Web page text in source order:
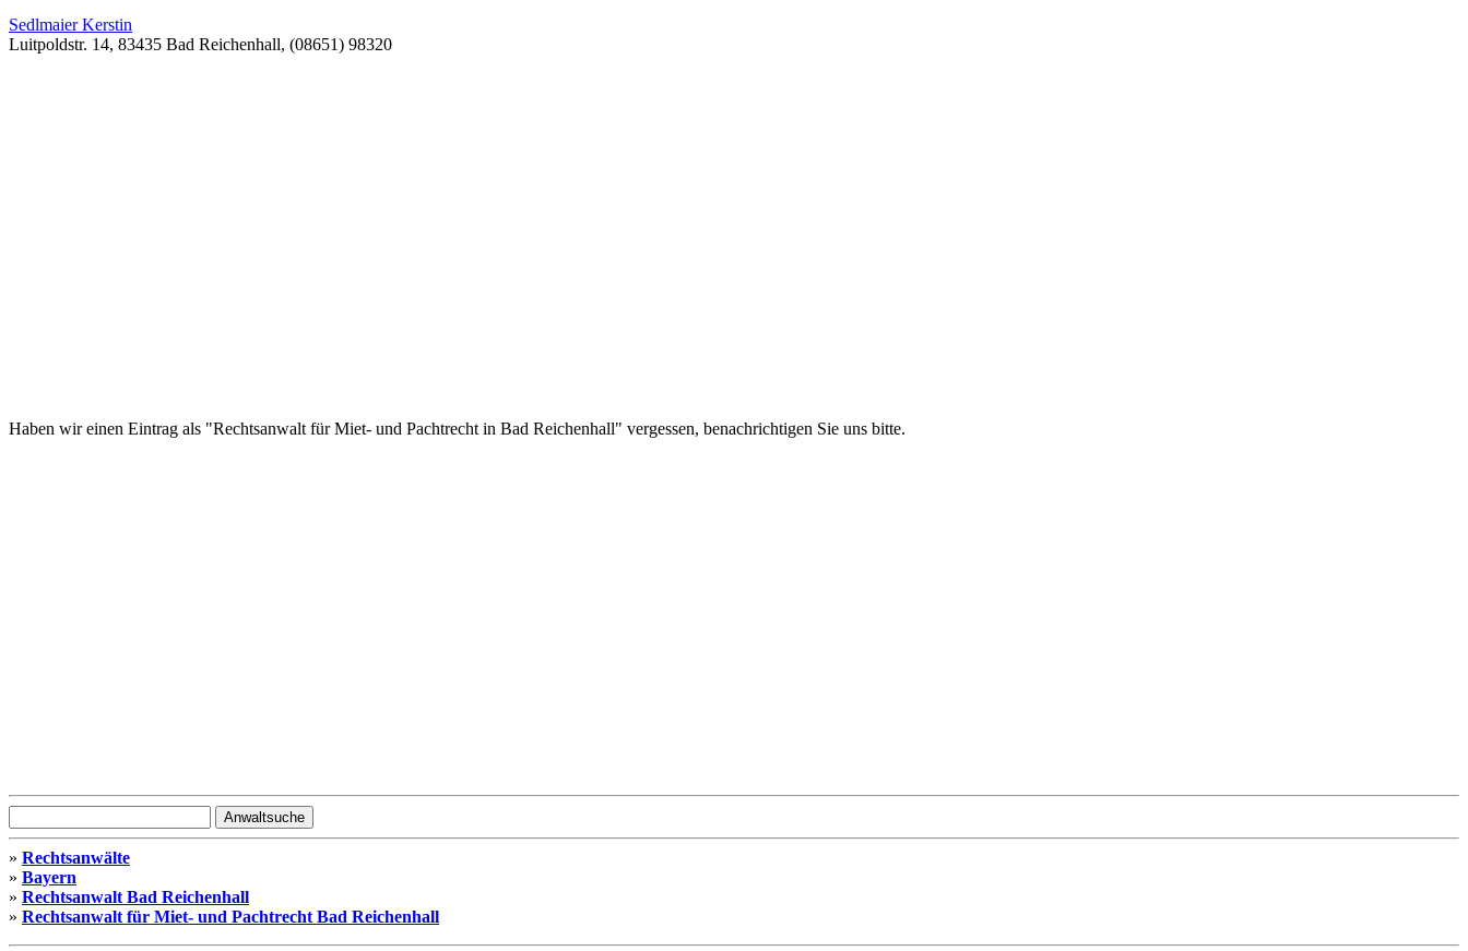
Sedlmaier Kerstin
Luitpoldstr. 14, 83435 Bad Reichenhall, (08651) 98320
Haben wir einen Eintrag als "Rechtsanwalt für Miet- und Pachtrecht in Bad Reichenhall" vergessen, benachrichtigen Sie uns bitte.
» Rechtsanwälte
» Bayern
» Rechtsanwalt Bad Reichenhall
» Rechtsanwalt für Miet- und Pachtrecht Bad Reichenhall